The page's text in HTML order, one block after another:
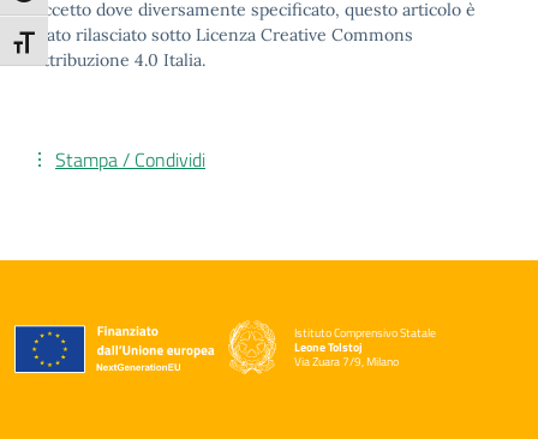
Attiva/disattiva dimensione testo
Eccetto dove diversamente specificato, questo articolo è
stato rilasciato sotto Licenza Creative Commons
Attribuzione 4.0 Italia.
Stampa / Condividi
Istituto Comprensivo Statale
Leone Tolstoj
Via Zuara 7/9, Milano
— Visita la pagina iniziale della scuola